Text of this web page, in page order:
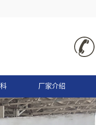
厂家介绍